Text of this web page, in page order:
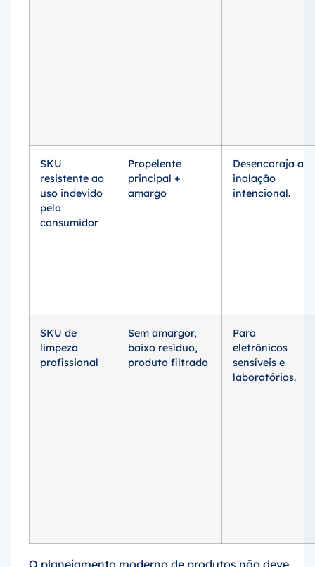
resistente ao
uso indevido
pelo
consumidor
principal +
amargo
inalação
intencional.
limpeza
profissional
baixo resíduo,
produto filtrado
eletrônicos
sensíveis e
laboratórios.